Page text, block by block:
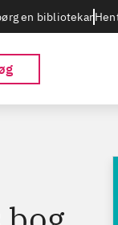
en bibliotekar